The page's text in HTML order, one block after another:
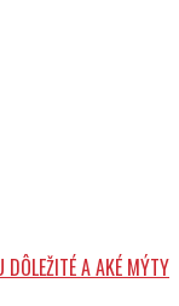
DÔLEŽITÉ A AKÉ MÝTY